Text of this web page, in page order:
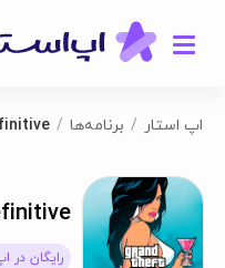
اپ استار برنامه‌ها
رایگان در